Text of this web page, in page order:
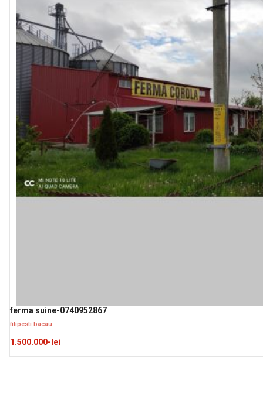
ferma suine-0740952867
filipesti bacau
1.500.000-lei